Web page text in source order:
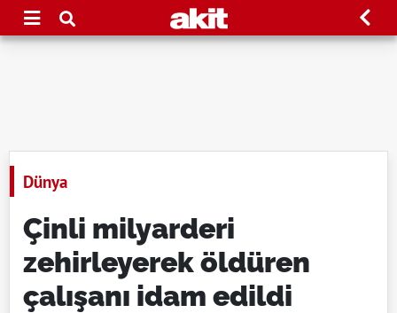
Dünya
Çinli milyarderi
zehirleyerek öldüren
çalışanı idam edildi